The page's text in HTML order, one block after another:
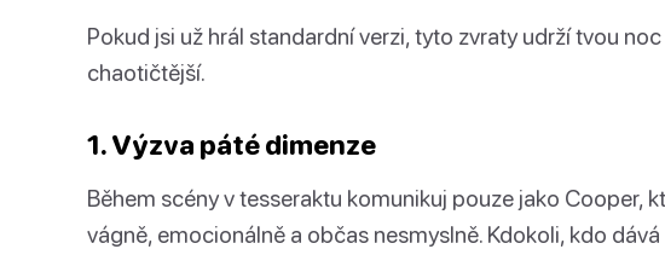
Pokud jsi už hrál standardní verzi, tyto zvraty udrží tvou
chaotičtější.
1. Výzva páté dimenze
Během scény v tesseraktu komunikuj pouze jako Cooper,
vágně, emocionálně a občas nesmyslně. Kdokoli, kdo